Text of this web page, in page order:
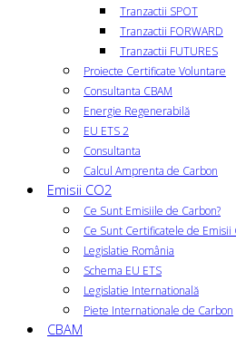
Tranzactii SPOT
Tranzactii FORWARD
Tranzactii FUTURES
Proiecte Certificate Voluntare
Consultanta CBAM
Energie Regenerabilă
EU ETS 2
Consultanta
Calcul Amprenta de Carbon
Emisii CO2
Ce Sunt Emisiile de Carbon?
Ce Sunt Certificatele de Emisii
Legislatie România
Schema EU ETS
Legislatie Internatională
Piete Internationale de Carbon
CBAM